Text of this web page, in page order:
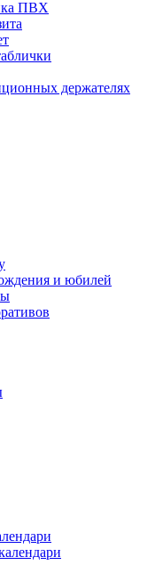
ПВХ
держателях
и юбилей